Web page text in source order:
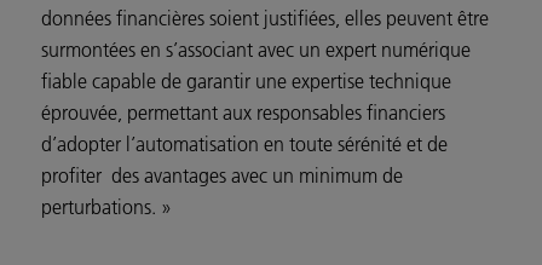
données financières soient justifiées, elles peuvent être
surmontées en s’associant avec un expert numérique
fiable capable de garantir une expertise technique
éprouvée, permettant aux responsables financiers
d’adopter l’automatisation en toute sérénité et de
profiter des avantages avec un minimum de
perturbations. »